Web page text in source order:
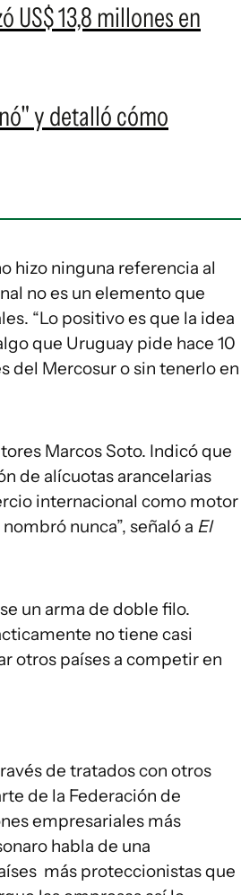
US$ 13,8 millones en
y detalló cómo
hizo ninguna referencia al
no es un elemento que
“Lo positivo es que la idea
que Uruguay pide hace 10
del Mercosur o sin tenerlo en
Marcos Soto. Indicó que
de alícuotas arancelarias
internacional como motor
nunca”, señaló a El
un arma de doble filo.
no tiene casi
otros países a competir en
de tratados con otros
de la Federación de
empresariales más
habla de una
más proteccionistas que